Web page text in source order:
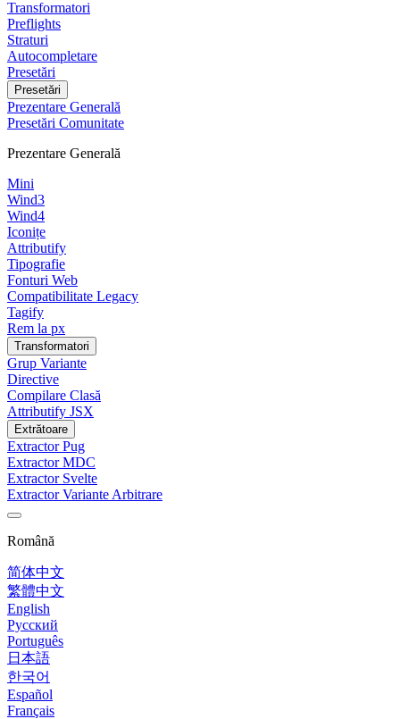
Transformatori
Preflights
Straturi
Autocompletare
Presetări
Presetări
Prezentare Generală
Presetări Comunitate
Prezentare Generală
Mini
Wind3
Wind4
Iconițe
Attributify
Tipografie
Fonturi Web
Compatibilitate Legacy
Tagify
Rem la px
Transformatori
Grup Variante
Directive
Compilare Clasă
Attributify JSX
Extrătoare
Extractor Pug
Extractor MDC
Extractor Svelte
Extractor Variante Arbitrare
Română
简体中文
繁體中文
English
Русский
Português
日本語
한국어
Español
Français